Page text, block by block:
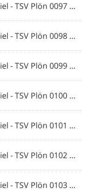
20230901 VfB Kiel - TSV Plön 0097 © 2023 Ismail Yesilyurt.jpg
20230901 VfB Kiel - TSV Plön 0098 © 2023 Ismail Yesilyurt.jpg
20230901 VfB Kiel - TSV Plön 0099 © 2023 Ismail Yesilyurt.jpg
20230901 VfB Kiel - TSV Plön 0100 © 2023 Ismail Yesilyurt.jpg
20230901 VfB Kiel - TSV Plön 0101 © 2023 Ismail Yesilyurt.jpg
20230901 VfB Kiel - TSV Plön 0102 © 2023 Ismail Yesilyurt.jpg
20230901 VfB Kiel - TSV Plön 0103 © 2023 Ismail Yesilyurt.jpg